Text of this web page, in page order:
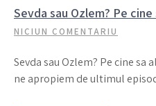
Sevda sau Ozlem? Pe cine
NICIUN COMENTARIU
Sevda sau Ozlem? Pe cine sa
ne apropiem de ultimul